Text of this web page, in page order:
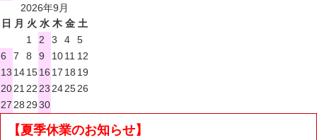
2026年9月
日
月 火 水 木 金 土
1
2 3 4
5
6
7 8 9 1011 12
13 141516 17 18 19
2021 22 23 242526
27 28 2930
【夏季休業のお知らせ】